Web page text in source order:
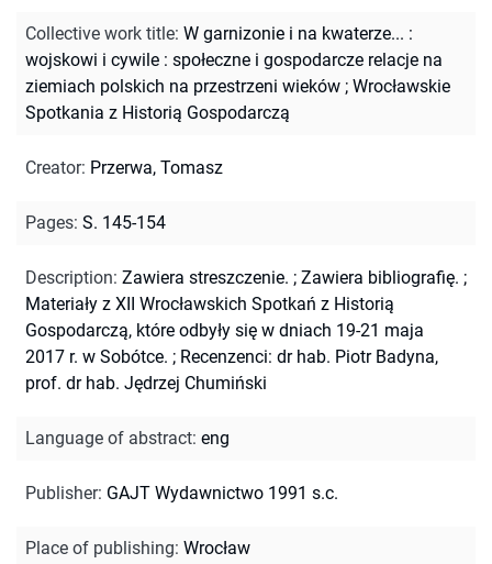
Collective work title: W garnizonie i na kwaterze... :
wojskowi i cywile : społeczne i gospodarcze relacje na
ziemiach polskich na przestrzeni wieków ; Wrocławskie
Spotkania z Historią Gospodarczą
Creator: Przerwa, Tomasz
Pages: S. 145-154
Description: Zawiera streszczenie. ; Zawiera bibliografię. ;
Materiały z XII Wrocławskich Spotkań z Historią
Gospodarczą, które odbyły się w dniach 19-21 maja
2017 r. w Sobótce. ; Recenzenci: dr hab. Piotr Badyna,
prof. dr hab. Jędrzej Chumiński
Language of abstract: eng
Publisher: GAJT Wydawnictwo 1991 s.c.
Place of publishing: Wrocław